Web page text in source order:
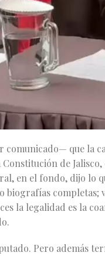
que la
de
en el fondo, dijo lo
biografías
la legalidad es la
Pero además